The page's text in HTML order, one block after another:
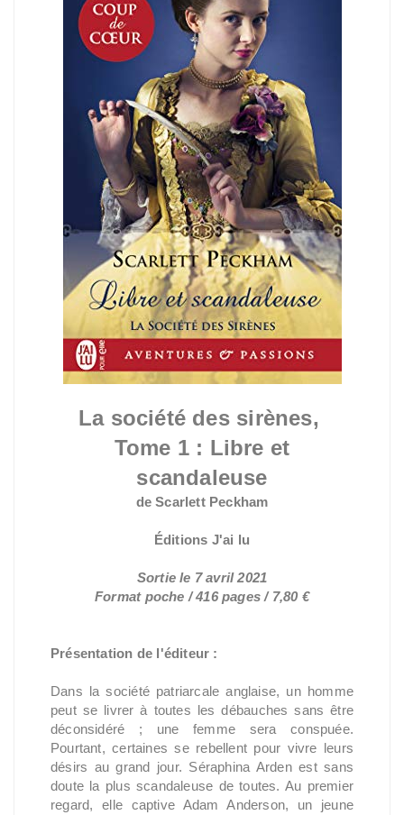
La société des sirènes,
Tome 1 : Libre et
scandaleuse
de Scarlett Peckham
Éditions J'ai lu
Sortie le 7 avril 2021
Format poche / 416 pages / 7,80 €
Présentation de l'éditeur :
Dans la société patriarcale anglaise, un homme
peut se livrer à toutes les débauches sans être
déconsidéré ; une femme sera conspuée.
Pourtant, certaines se rebellent pour vivre leurs
désirs au grand jour. Séraphina Arden est sans
doute la plus scandaleuse de toutes. Au premier
regard, elle captive Adam Anderson, un jeune